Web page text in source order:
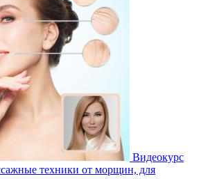
Видеокурс
техники от морщин, для